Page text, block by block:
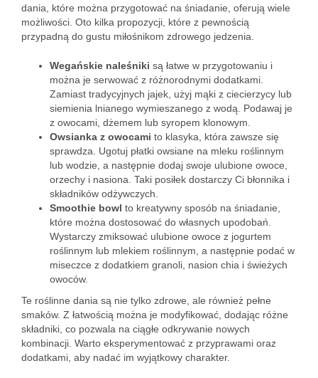
dania, które można przygotować na śniadanie, oferują wiele
możliwości. Oto kilka propozycji, które z pewnością
przypadną do gustu miłośnikom zdrowego jedzenia.
Wegańskie naleśniki są łatwe w przygotowaniu i
można je serwować z różnorodnymi dodatkami.
Zamiast tradycyjnych jajek, użyj mąki z ciecierzycy lub
siemienia lnianego wymieszanego z wodą. Podawaj je
z owocami, dżemem lub syropem klonowym.
Owsianka z owocami to klasyka, która zawsze się
sprawdza. Ugotuj płatki owsiane na mleku roślinnym
lub wodzie, a następnie dodaj swoje ulubione owoce,
orzechy i nasiona. Taki posiłek dostarczy Ci błonnika i
składników odżywczych.
Smoothie bowl to kreatywny sposób na śniadanie,
które można dostosować do własnych upodobań.
Wystarczy zmiksować ulubione owoce z jogurtem
roślinnym lub mlekiem roślinnym, a następnie podać w
miseczce z dodatkiem granoli, nasion chia i świeżych
owoców.
Te roślinne dania są nie tylko zdrowe, ale również pełne
smaków. Z łatwością można je modyfikować, dodając różne
składniki, co pozwala na ciągłe odkrywanie nowych
kombinacji. Warto eksperymentować z przyprawami oraz
dodatkami, aby nadać im wyjątkowy charakter.